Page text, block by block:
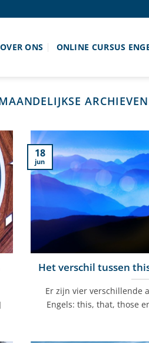
OVER ONS ONLINE CURSUS
Het verschil tussen
Er zijn vier verschillende
Engels: this, that, those
18
jun